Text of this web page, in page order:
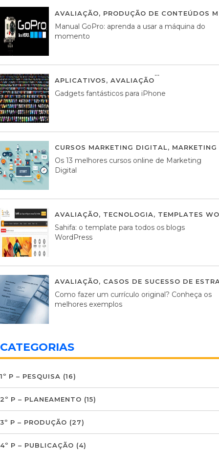
AVALIAÇÃO, PRODUÇÃO DE CONTEÚDOS
Manual GoPro: aprenda a usar a máquina do
momento
APLICATIVOS, AVALIAÇÃO
Gadgets fantásticos para iPhone
CURSOS MARKETING DIGITAL,
Os 13 melhores cursos online de Marketing
Digital
AVALIAÇÃO, TECNOLOGIA, TEMPLATES
Sahifa: o template para todos os blogs
WordPress
AVALIAÇÃO, CASOS DE SUCESSO DE
Como fazer um currículo original? Conheça os
melhores exemplos
CATEGORIAS
1º P – PESQUISA (16)
2º P – PLANEAMENTO (15)
3º P – PRODUÇÃO (27)
4º P – PUBLICAÇÃO (4)